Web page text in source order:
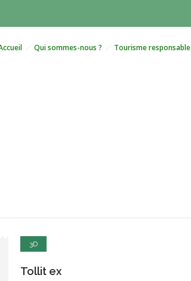
Qui sommes-nous ? Tourisme responsable
3D
Tollit ex